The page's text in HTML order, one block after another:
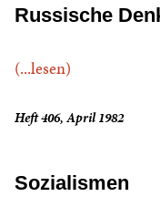
Russische
(...lesen)
Heft 406, April 1982
Sozialismen